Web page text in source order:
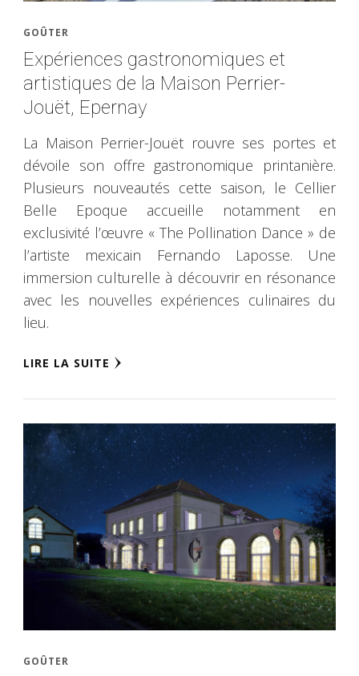
GOÛTER
Expériences gastronomiques et
artistiques de la Maison Perrier-
Jouët, Epernay
La Maison Perrier-Jouët rouvre ses portes et
dévoile son offre gastronomique printanière.
Plusieurs nouveautés cette saison, le Cellier
Belle Epoque accueille notamment en
exclusivité l’œuvre « The Pollination Dance » de
l’artiste mexicain Fernando Laposse. Une
immersion culturelle à découvrir en résonance
avec les nouvelles expériences culinaires du
lieu.
LIRE LA SUITE
GOÛTER